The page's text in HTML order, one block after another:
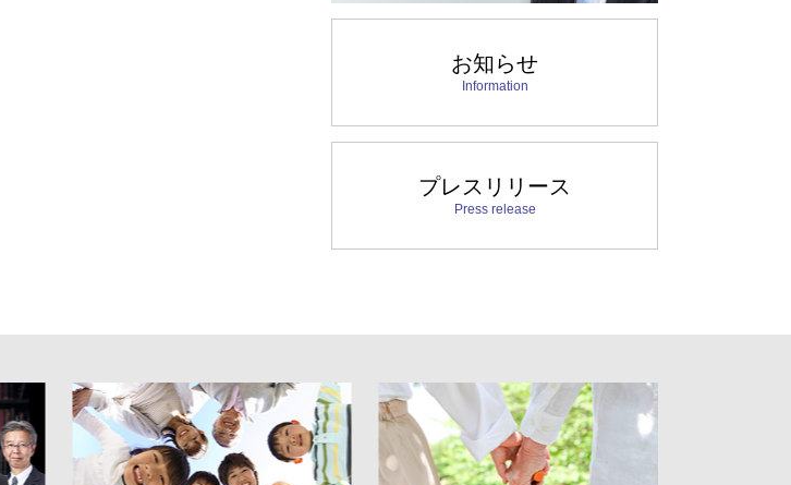
お知らせ
Information
プレスリリース
Press release